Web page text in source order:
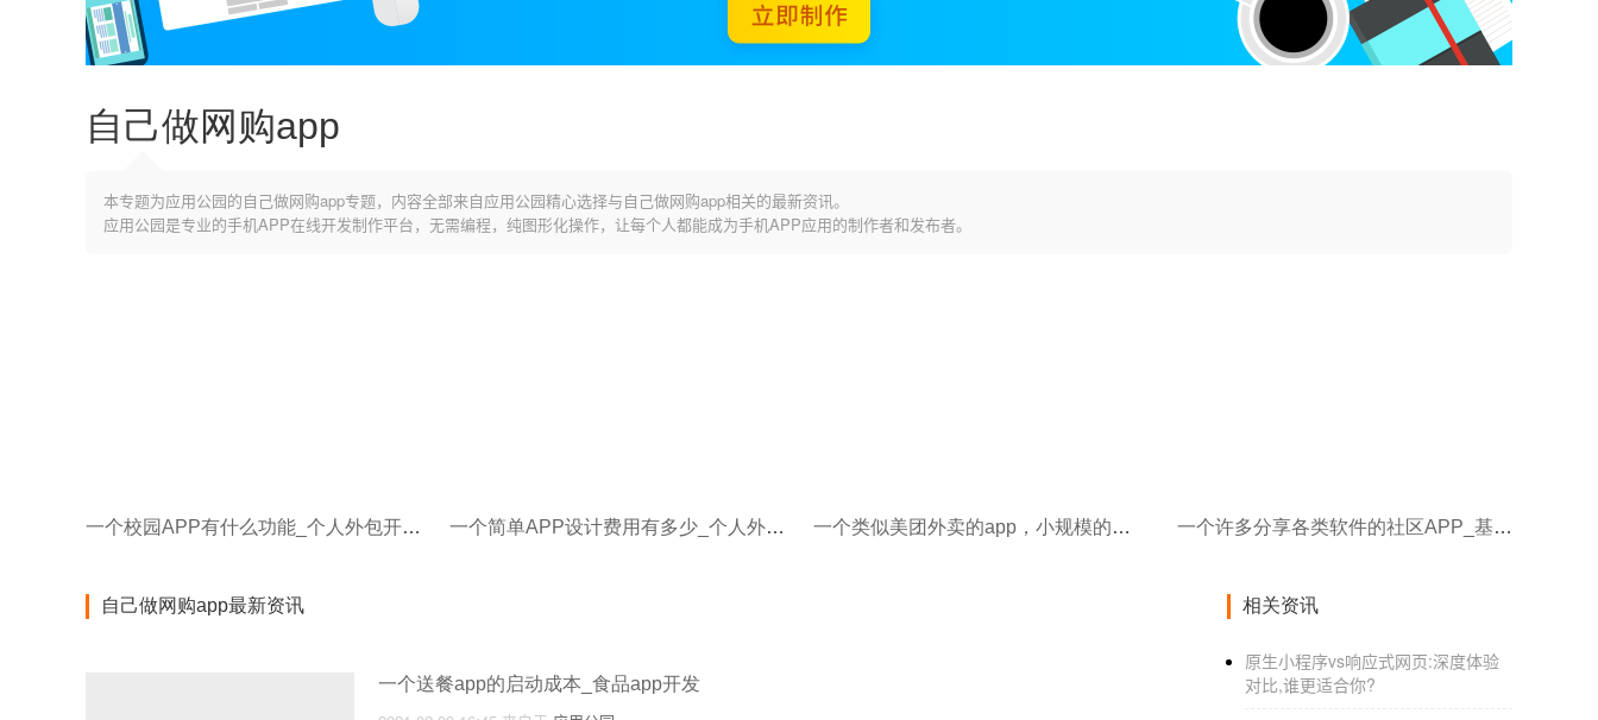
自己做网购app
本专题为应用公园的自己做网购app专题，内容全部来自应用公园精心选择与自己做网购app相关的最新资讯。
应用公园是专业的手机APP在线开发制作平台，无需编程，纯图形化操作，让每个人都能成为手机APP应用的制作者和发布者。
一个校园APP有什么功能_个人外包开发APP多少钱 一个简单APP设计费用有多少_个人外包开发APP多少钱 一个类似美团外卖的app，小规模的需要投资多少钱_开发的app需要维护吗 一个许多分享各类软件的社区APP_基于安卓平台的旅游app开发
自己做网购app最新资讯
一个送餐app的启动成本_食品app开发
相关资讯
原生小程序vs响应式网页:深度体验
对比,谁更适合你?